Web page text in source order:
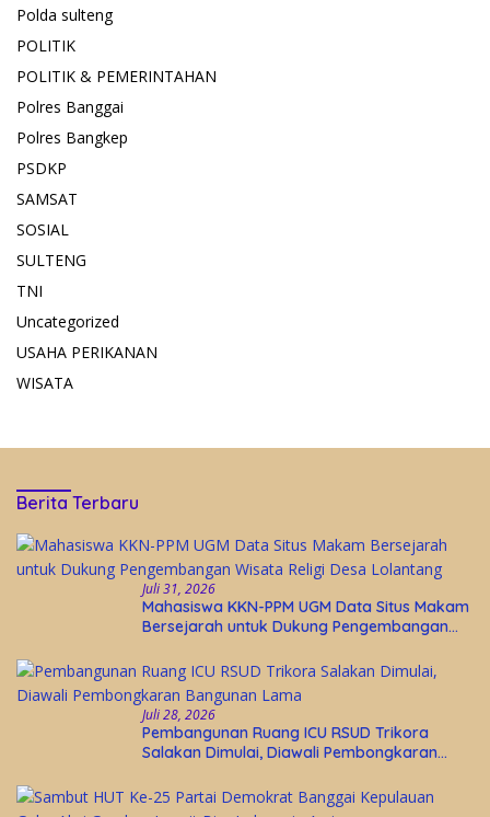
Polda sulteng
POLITIK
POLITIK & PEMERINTAHAN
Polres Banggai
Polres Bangkep
PSDKP
SAMSAT
SOSIAL
SULTENG
TNI
Uncategorized
USAHA PERIKANAN
WISATA
Berita Terbaru
Juli 31, 2026
Mahasiswa KKN-PPM UGM Data Situs Makam
Bersejarah untuk Dukung Pengembangan
Juli 28, 2026
Pembangunan Ruang ICU RSUD Trikora
Salakan Dimulai, Diawali Pembongkaran